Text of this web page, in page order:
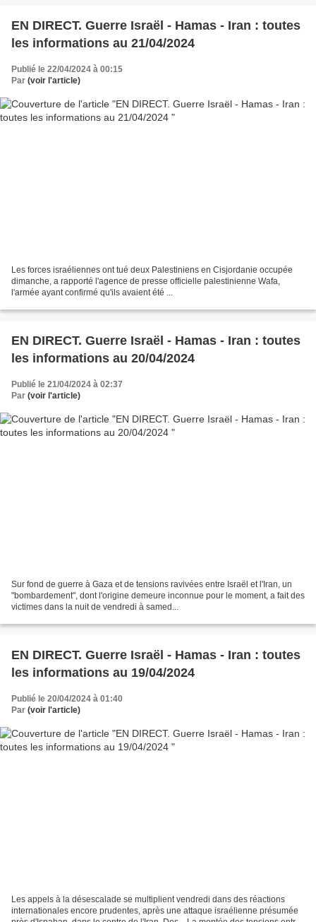
EN DIRECT. Guerre Israël - Hamas - Iran : toutes
les informations au 21/04/2024
Publié le 22/04/2024 à 00:15
Par (voir l'article)
Les forces israéliennes ont tué deux Palestiniens en Cisjordanie occupée
dimanche, a rapporté l'agence de presse officielle palestinienne Wafa,
l'armée ayant confirmé qu'ils avaient été ...
EN DIRECT. Guerre Israël - Hamas - Iran : toutes
les informations au 20/04/2024
Publié le 21/04/2024 à 02:37
Par (voir l'article)
Sur fond de guerre à Gaza et de tensions ravivées entre Israël et l'Iran, un
"bombardement", dont l'origine demeure inconnue pour le moment, a fait des
victimes dans la nuit de vendredi à samed...
EN DIRECT. Guerre Israël - Hamas - Iran : toutes
les informations au 19/04/2024
Publié le 20/04/2024 à 01:40
Par (voir l'article)
Les appels à la désescalade se multiplient vendredi dans des réactions
internationales encore prudentes, après une attaque israélienne présumée